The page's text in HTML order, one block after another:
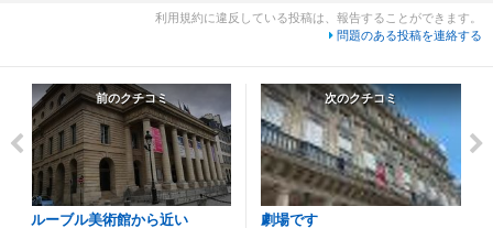
利用規約に違反している投稿は、報告することができます。
問題のある投稿を連絡する
前のクチコミ
ルーブル美術館から近い
次のクチコミ
劇場です